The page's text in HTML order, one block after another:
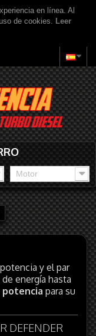
en línea. Al
de cookies. Leer
Motor
y el par
energía hasta
potencia para su
DEFENDER